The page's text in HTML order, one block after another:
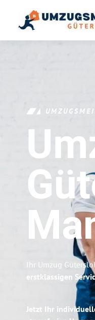
Ihr Umzug
erstklassigen
Jetzt Ihr